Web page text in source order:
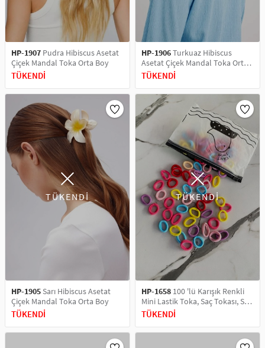
HP-1907 Pudra Hibiscus Asetat
Çiçek Mandal Toka Orta Boy
TÜKENDİ
HP-1906Turkuaz Hibiscus
Asetat Çiçek Mandal Toka Orta
Boy
TÜKENDİ
TÜKENDİ
HP-1905 Sarı Hibiscus Asetat
Çiçek Mandal Toka Orta Boy
TÜKENDİ
TÜKENDİ
HP-1658 100 'lü Karışık Renkli
Mini Lastik Toka, Saç Tokası, Saç
Aksesuarı
TÜKENDİ